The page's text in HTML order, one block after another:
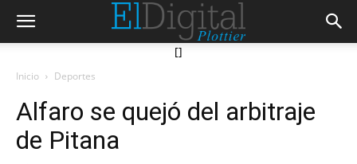
[]
Inicio Deportes
Alfaro se quejó del arbitraje
de Pitana